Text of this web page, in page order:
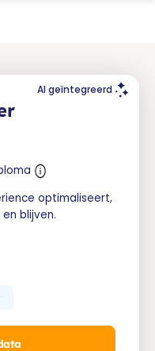
AI geïntegreerd
optimaliseert,
blijven.